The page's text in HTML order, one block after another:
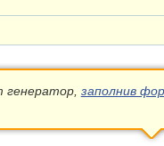
заполнив